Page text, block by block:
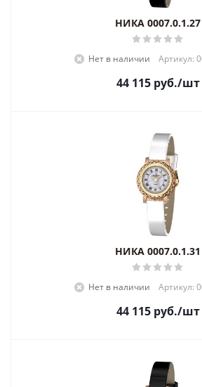
НИКА 0007.0.1.27
Нет в наличии Артикул:
44 115руб./шт
НИКА 0007.0.1.31
Нет в наличии Артикул:
44 115руб./шт